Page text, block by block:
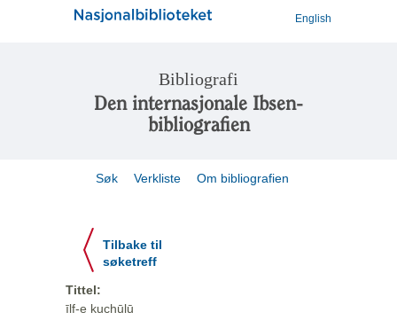
English
Bibliografi
Den internasjonale Ibsen-
bibliografien
Søk Verkliste Om bibliografien
Tilbake til
søketreff
Tittel:
īlf-e kuchūlū